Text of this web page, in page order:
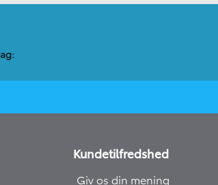
Kundetilfredshed
Giv os din mening